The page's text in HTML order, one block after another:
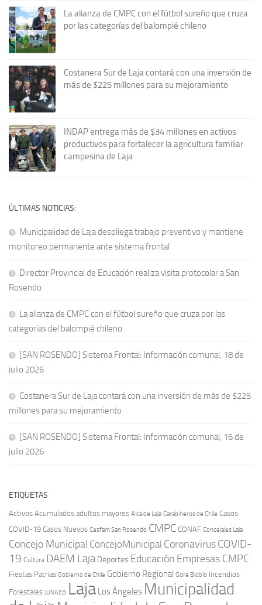
La alianza de CMPC con el fútbol sureño que cruza
por las categorías del balompié chileno
Costanera Sur de Laja contará con una inversión de
más de $225 millones para su mejoramiento
INDAP entrega más de $34 millones en activos
productivos para fortalecer la agricultura familiar
campesina de Laja
ÚLTIMAS NOTICIAS:
Municipalidad de Laja despliega trabajo preventivo y mantiene
monitoreo permanente ante sistema frontal
Director Provincial de Educación realiza visita protocolar a San
Rosendo
La alianza de CMPC con el fútbol sureño que cruza por las
categorías del balompié chileno
[SAN ROSENDO] Sistema Frontal: Información comunal, 18 de
julio 2026
Costanera Sur de Laja contará con una inversión de más de $225
millones para su mejoramiento
[SAN ROSENDO] Sistema Frontal: Información comunal, 16 de
julio 2026
ETIQUETAS
Activos Acumulados adultos mayores Alcalde Laja Carabineros de Chile Casos
COVID-19 Casos Nuevos Cesfam San Rosendo CMPC CONAF Concejales Laja
Concejo Municipal ConcejoMunicipal CoronavirusCOVID-
19 Cultura DAEM Laja Deportes Educación Empresas CMPC
Fiestas Patrias Gobierno de Chile Gobierno Regional Gore Biobío Incendios
Forestales JUNAEB Laja Los Ángeles Municipalidad